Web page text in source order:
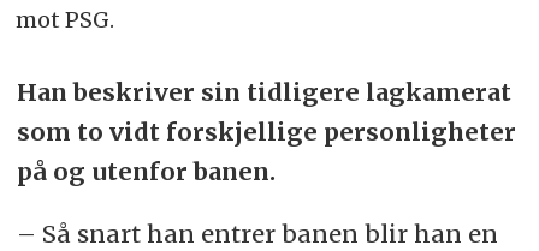
mot PSG.
Han beskriver sin tidligere lagkamerat
som to vidt forskjellige personligheter
på og utenfor banen.
– Så snart han entrer banen blir han en